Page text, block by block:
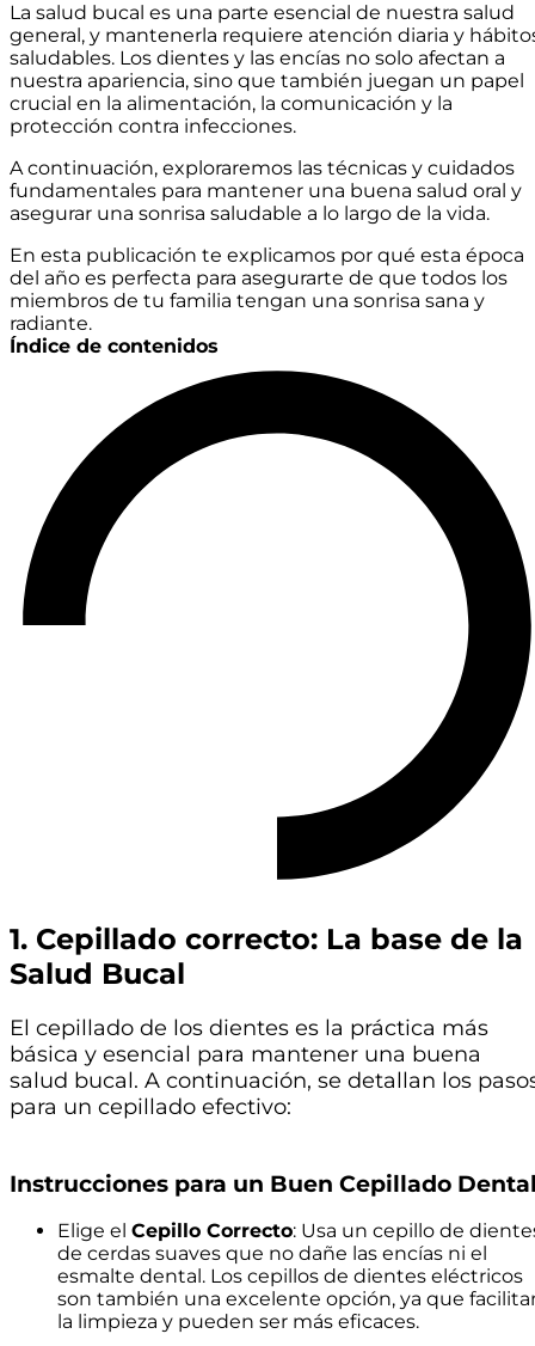
La salud bucal es una parte esencial de nuestra salud
general, y mantenerla requiere atención diaria y
saludables. Los dientes y las encías no solo afectan a
nuestra apariencia, sino que también juegan un papel
crucial en la alimentación, la comunicación y la
protección contra infecciones.
A continuación, exploraremos las técnicas y cuidados
fundamentales para mantener una buena salud oral y
asegurar una sonrisa saludable a lo largo de la vida.
En esta publicación te explicamos por qué esta época
del año es perfecta para asegurarte de que todos los
miembros de tu familia tengan una sonrisa sana y
radiante.
Índice de contenidos
1. Cepillado correcto: La base de la
Salud Bucal
El cepillado de los dientes es la práctica más
básica y esencial para mantener una buena
salud bucal. A continuación, se detallan los
para un cepillado efectivo:
Instrucciones para un Buen Cepillado
Elige el Cepillo Correcto: Usa un cepillo de
de cerdas suaves que no dañe las encías ni el
esmalte dental. Los cepillos de dientes eléctricos
son también una excelente opción, ya que
la limpieza y pueden ser más eficaces.